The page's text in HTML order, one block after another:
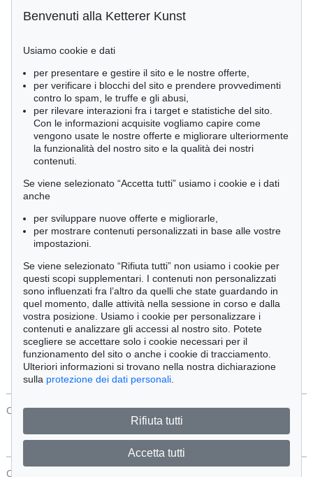
Manoscritti antichi
Libri per bambini
Lifestyle
Pietre miliari delle scienze naturali
Letteratura classica
Economia e diritto
Meraviglie della natura
Cimelia
Ordine:
Tutti gli oggetti
Solo offerte attuali
Solo oggetti venduti
Cerca
CONTATTI Protezione Dei Dati
CONTATTI
Benvenuti alla Ketterer Kunst
Usiamo cookie e dati
per presentare e gestire il sito e le nostre offerte,
per verificare i blocchi del sito e prendere provvedimenti
contro lo spam, le truffe e gli abusi,
per rilevare interazioni fra i target e statistiche del sito.
Con le informazioni acquisite vogliamo capire come
vengono usate le nostre offerte e migliorare ulteriormente
la funzionalità del nostro sito e la qualità dei nostri
contenuti.
Se viene selezionato “Accetta tutti” usiamo i cookie e i dati
anche
per sviluppare nuove offerte e migliorarle,
per mostrare contenuti personalizzati in base alle vostre
impostazioni.
Se viene selezionato “Rifiuta tutti” non usiamo i cookie per
questi scopi supplementari. I contenuti non personalizzati
sono influenzati fra l’altro da quelli che state guardando in
quel momento, dalle attività nella sessione in corso e dalla
vostra posizione. Usiamo i cookie per personalizzare i
contenuti e analizzare gli accessi al nostro sito. Potete
scegliere se accettare solo i cookie necessari per il
funzionamento del sito o anche i cookie di tracciamento.
Ulteriori informazioni si trovano nella nostra dichiarazione
sulla protezione dei dati personali
Rifiuta tutti
Accetta tutti